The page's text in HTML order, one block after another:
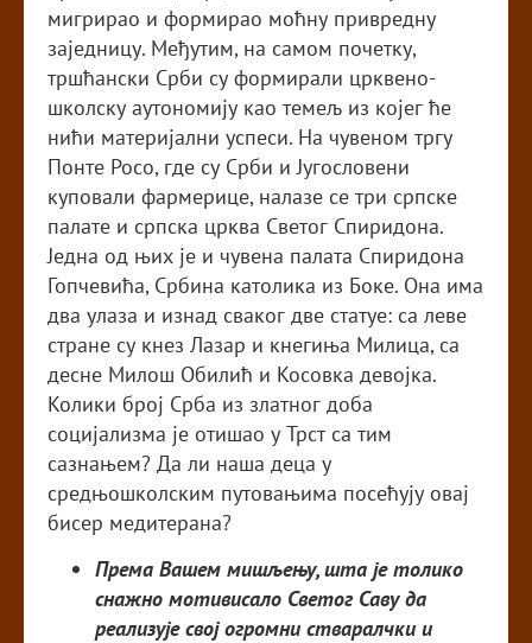
мигрирао и формирао моћну привредну
заједницу. Међутим, на самом почетку,
тршћански Срби су формирали црквено-
школску аутономију као темељ из којег ће
нићи материјални успеси. На чувеном тргу
Понте Росо, где су Срби и Југословени
куповали фармерице, налазе се три српске
палате и српска црква Светог Спиридона.
Једна од њих је и чувена палата Спиридона
Гопчевића, Србина католика из Боке. Она има
два улаза и изнад сваког две статуе: са леве
стране су кнез Лазар и кнегиња Милица, са
десне Милош Обилић и Косовка девојка.
Колики број Срба из златног доба
социјализма је отишао у Трст са тим
сазнањем? Да ли наша деца у
средњошколским путовањима посећују овај
бисер медитерана?
Према Вашем мишљењу, шта је толико
снажно мотивисало Светог Саву да
реализује свој огромни стваралчки и